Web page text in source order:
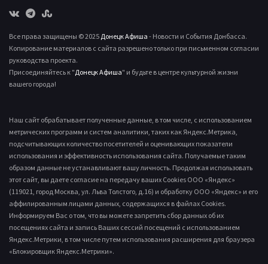
Все права защищены © 2025 Донецк Афиша - Новости и События Донбасса.
Копирование материалов с сайта разрешено только при письменном согласии
руководства проекта.
Присоединяйтесь к "Донецк Афиша" и будьте в центре культурной жизни
вашего города!
Наш сайт обрабатывает полученные данные, в том числе, с использованием
метрических программ и систем аналитики, таких как Яндекс.Метрика,
подсчитывающих количество посетителей и оценивающих показатели
использования и эффективность использования сайта. Получаемые таким
образом данные не устанавливают вашу личность. Продолжая использовать
этот сайт, вы даете согласие на передачу ваших Cookies ООО «Яндекс»
(119021, город Москва, ул. Льва Толстого, д.16) и обработку ООО «Яндекс» и его
аффилированным лицами данных, содержащихся в файлах Cookies.
Информируем Вас о том, что вы можете запретить сбор данных об их
посещениях сайта и запись Ваших сессий посещений с использованием
Яндекс.Метрики, в том числе путем использования расширения для браузера
«Блокировщик Яндекс.Метрики».